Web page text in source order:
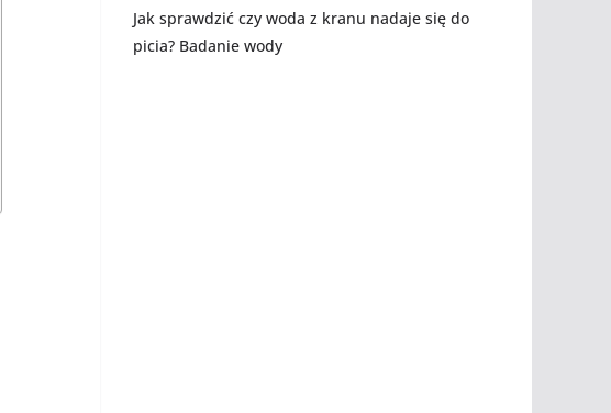
Jak sprawdzić czy woda z kranu nadaje się do
picia? Badanie wody